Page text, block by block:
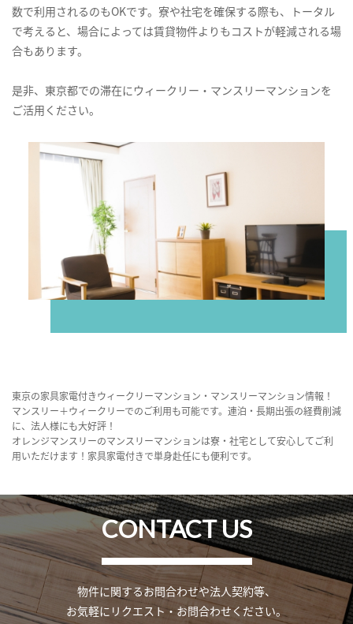
数で利用されるのもOKです。寮や社宅を確保する際も、トータル
で考えると、場合によっては賃貸物件よりもコストが軽減される場
合もあります。
是非、東京都での滞在にウィークリー・マンスリーマンションを
ご活用ください。
東京の家具家電付きウィークリーマンション・マンスリーマンション情報！
マンスリー＋ウィークリーでのご利用も可能です。連泊・長期出張の経費削減
に、法人様にも大好評！
オレンジマンスリーのマンスリーマンションは寮・社宅として安心してご利
用いただけます！家具家電付きで単身赴任にも便利です。
CONTACT US
物件に関するお問合わせや法人契約等、
お気軽にリクエスト・お問合わせください。